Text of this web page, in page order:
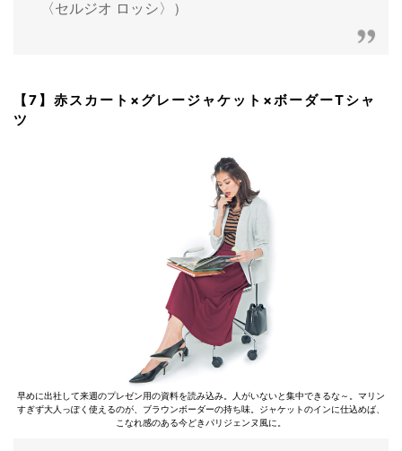
〈セルジオ ロッシ〉）
【7】赤スカート×グレージャケット×ボーダーTシャ
ツ
早めに出社して来週のプレゼン用の資料を読み込み。人がいないと集中できるな～。マリン
すぎず大人っぽく使えるのが、ブラウンボーダーの持ち味。ジャケットのインに仕込めば、
こなれ感のある今どきパリジェンヌ風に。